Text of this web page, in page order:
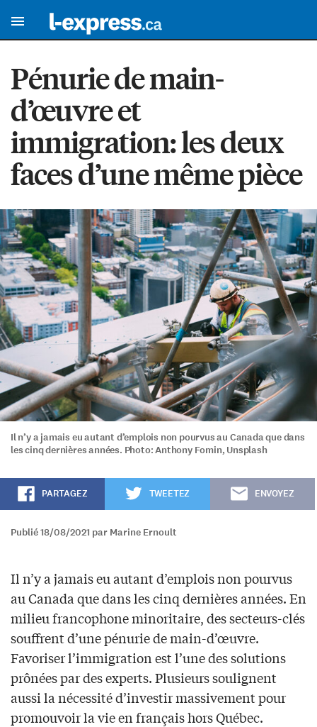
Pénurie de main-
d’œuvre et
immigration: les deux
faces d’une même pièce
Il n’y a jamais eu autant d’emplois non pourvus au Canada que dans
les cinq dernières années. Photo: Anthony Fomin, Unsplash
PARTAGEZ TWEETEZ ENVOYEZ
Publié 18/08/2021 par Marine Ernoult
Il n’y a jamais eu autant d’emplois non pourvus
au Canada que dans les cinq dernières années. En
milieu francophone minoritaire, des secteurs-clés
souffrent d’une pénurie de main-d’œuvre.
Favoriser l’immigration est l’une des solutions
prônées par des experts. Plusieurs soulignent
aussi la nécessité d’investir massivement pour
promouvoir la vie en français hors Québec.